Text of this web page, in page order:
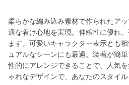
柔らかな編み込み素材で作られたア
適な着け心地を実現。伸縮性に優れ
ます。可愛いキャラクター表示とも
ュアルなシーンにも最適。装着が簡
性的にアレンジできることで、人気
ゃれなデザインで、あなたのスタイル